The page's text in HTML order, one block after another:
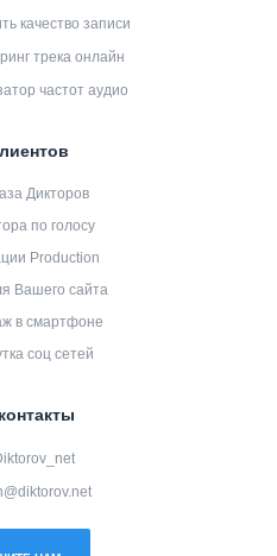
качество записи
трека онлайн
частот аудио
Дикторов
по голосу
Production
Вашего сайта
в смартфоне
соц сетей